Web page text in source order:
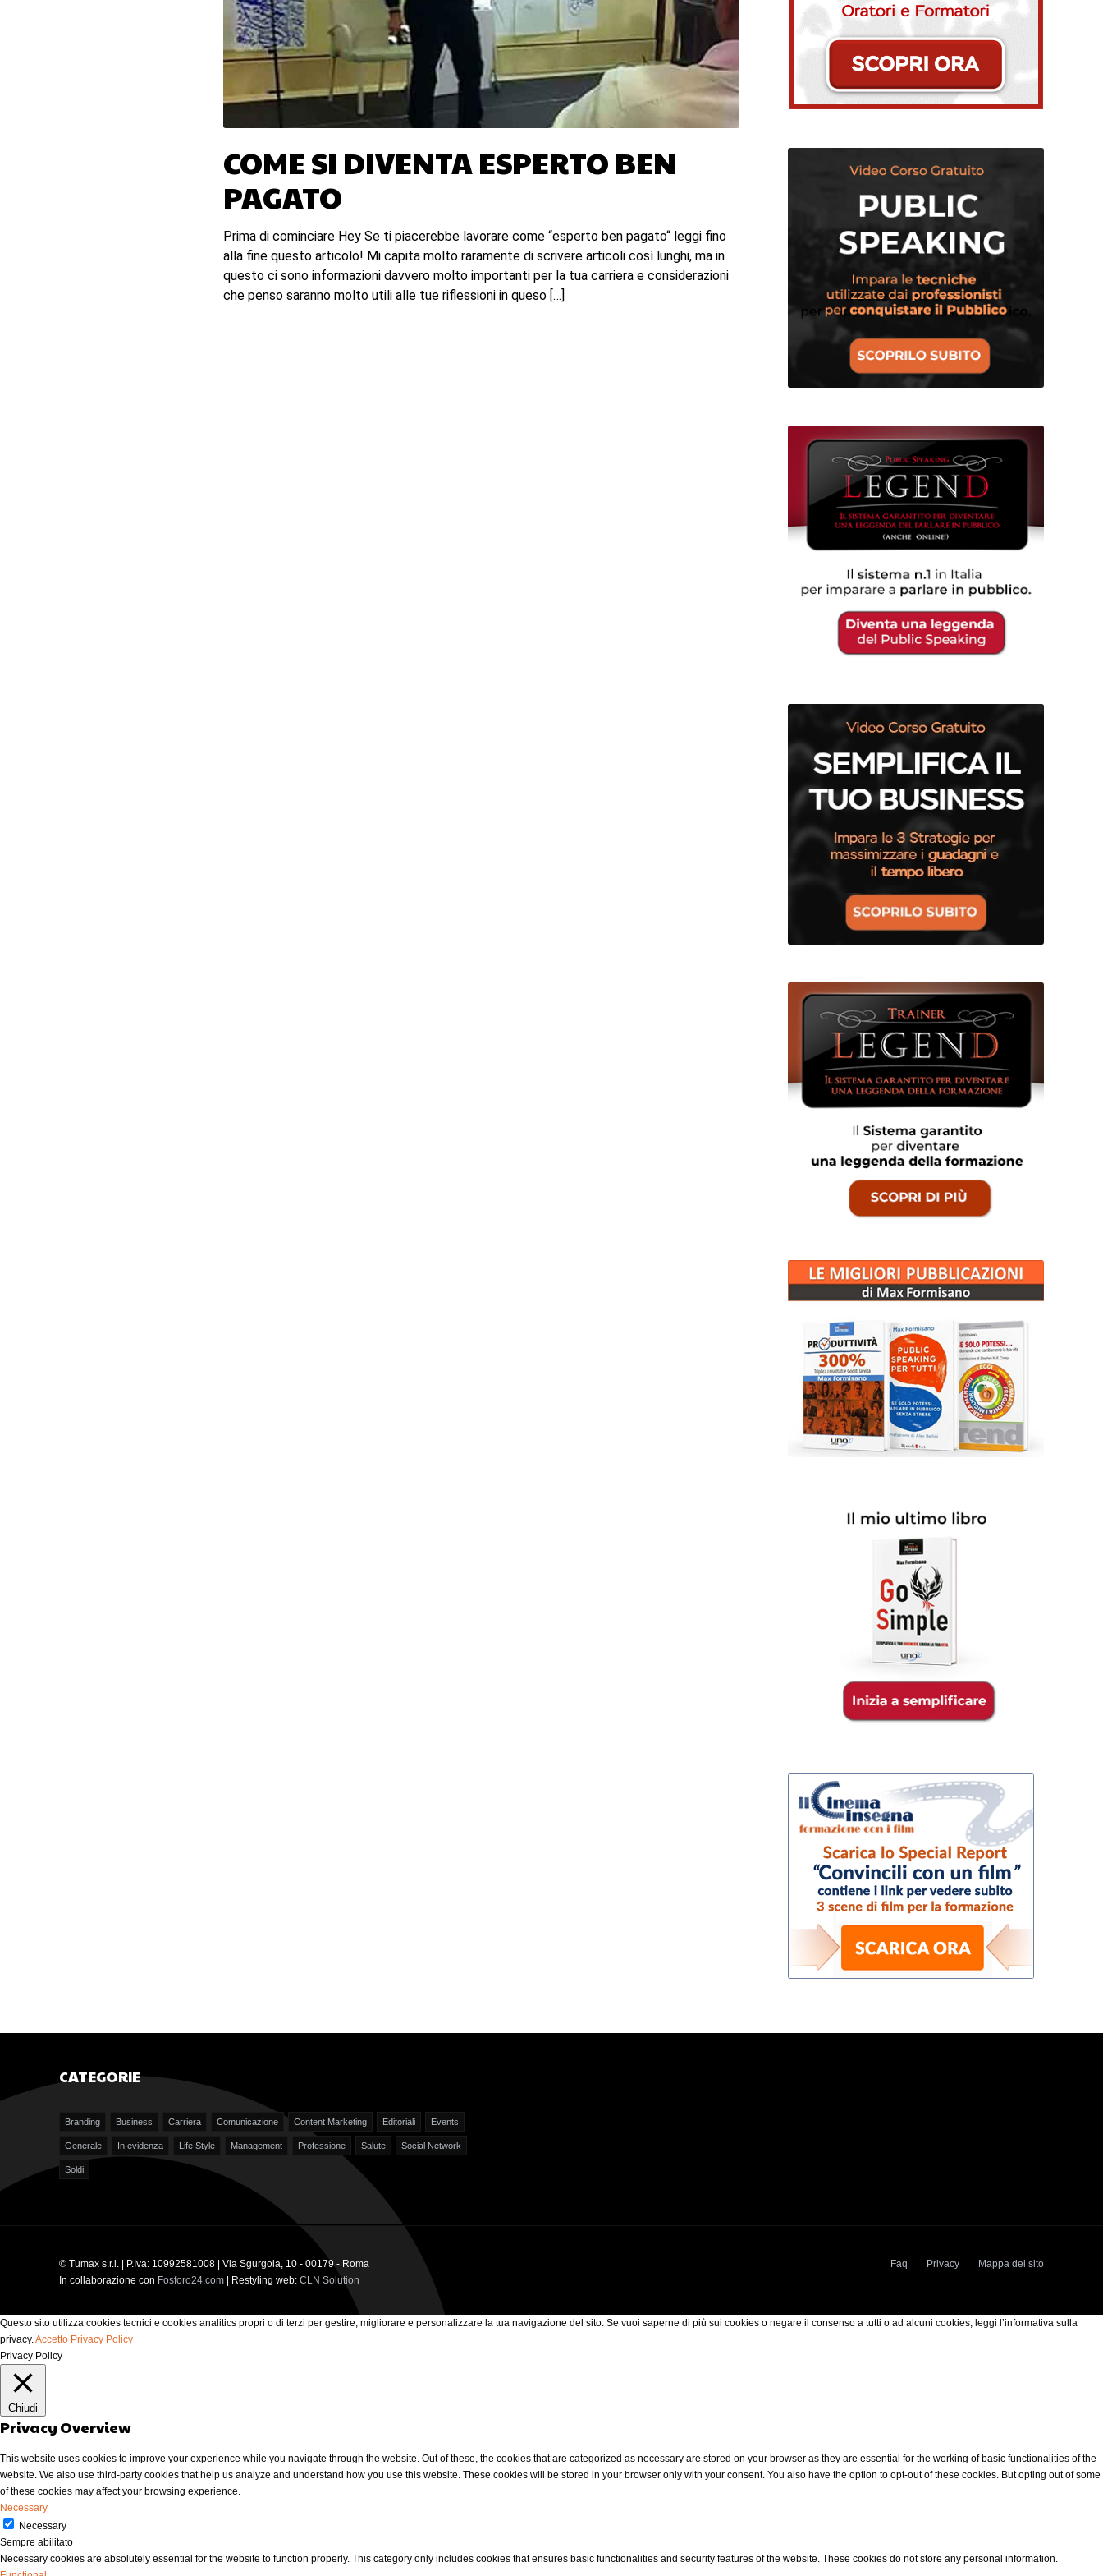
COME SI DIVENTA ESPERTO BEN
PAGATO
Prima di cominciare Hey Se ti piacerebbe lavorare come “esperto ben pagato“ leggi fino
alla fine questo articolo! Mi capita molto raramente di scrivere articoli così lunghi, ma in
questo ci sono informazioni davvero molto importanti per la tua carriera e considerazioni
che penso saranno molto utili alle tue riflessioni in queso […]
CATEGORIE
Branding Business Carriera Comunicazione Content Marketing Editoriali Events
Generale In evidenza Life Style Management Professione Salute Social Network
Soldi
Faq Privacy Mappa del sito
© Tumax s.r.l. | P.Iva: 10992581008 | Via Sgurgola, 10 - 00179 - Roma
In collaborazione con Fosforo24.com | Restyling web: CLN Solution
Questo sito utilizza cookies tecnici e cookies analitics propri o di terzi per gestire, migliorare e personalizzare la tua navigazione del sito. Se vuoi saperne di più sui cookies o negare il consenso a tutti o ad alcuni cookies, leggi l’informativa sulla
privacy. Accetto Privacy Policy
Privacy Policy
Chiudi
Privacy Overview
This website uses cookies to improve your experience while you navigate through the website. Out of these, the cookies that are categorized as necessary are stored on your browser as they are essential for the working of basic functionalities of the
website. We also use third-party cookies that help us analyze and understand how you use this website. These cookies will be stored in your browser only with your consent. You also have the option to opt-out of these cookies. But opting out of some
of these cookies may affect your browsing experience.
Necessary
Necessary
Sempre abilitato
Necessary cookies are absolutely essential for the website to function properly. This category only includes cookies that ensures basic functionalities and security features of the website. These cookies do not store any personal information.